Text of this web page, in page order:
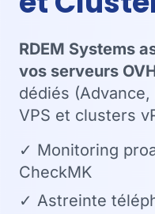
RDEM Systems
vos serveurs
dédiés (Advance,
VPS et clusters
✓ Monitoring
CheckMK
✓ Astreinte